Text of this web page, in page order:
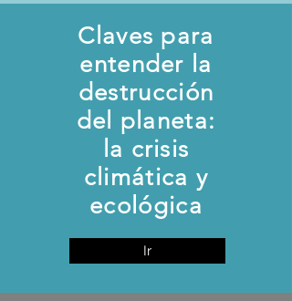
Claves para
entender la
destrucción
del planeta:
la crisis
climática y
ecológica
Ir